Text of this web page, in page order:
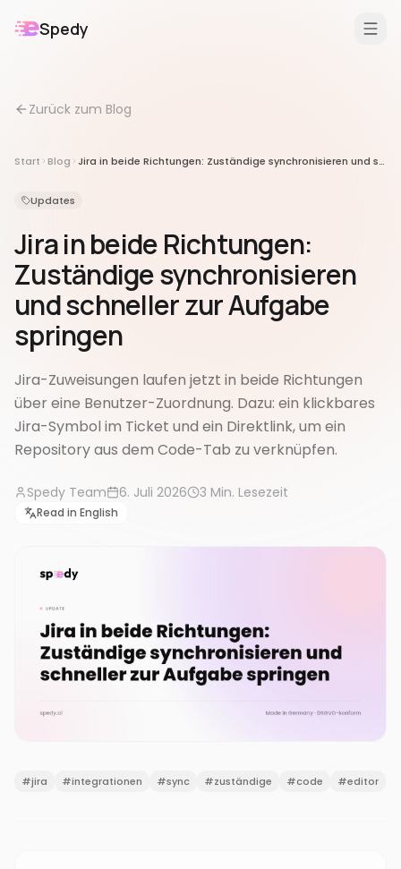
Spedy
Features
Für
Erweiterungen
Zurück zum Blog
Start Blog Jira in beide Richtungen: Zuständige synchronisieren und schneller zur Aufgabe springen
Updates
Jira in beide Richtungen:
Zuständige synchronisieren
und schneller zur Aufgabe
springen
Jira-Zuweisungen laufen jetzt in beide Richtungen
über eine Benutzer-Zuordnung. Dazu: ein klickbares
Jira-Symbol im Ticket und ein Direktlink, um ein
Repository aus dem Code-Tab zu verknüpfen.
Spedy Team 6. Juli 2026 3 Min. Lesezeit
Read in English
#jira #integrationen #sync #zuständige #code #editor